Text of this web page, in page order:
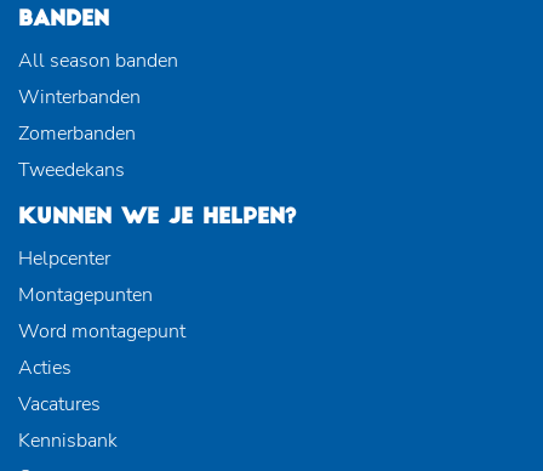
BANDEN
All season banden
Winterbanden
Zomerbanden
Tweedekans
KUNNEN WE JE HELPEN?
Helpcenter
Montagepunten
Word montagepunt
Acties
Vacatures
Kennisbank